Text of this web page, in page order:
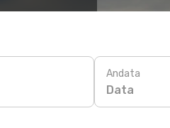
Andata
Data